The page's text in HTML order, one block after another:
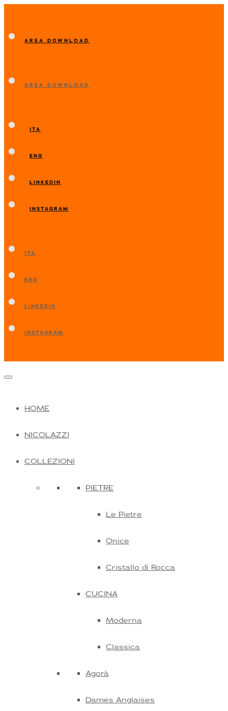
AREA DOWNLOAD
AREA DOWNLOAD
ITA
ENG
LINKEDIN
INSTAGRAM
ITA
ENG
LINKEDIN
INSTAGRAM
HOME
NICOLAZZI
COLLEZIONI
PIETRE
Le Pietre
Onice
Cristallo di Rocca
CUCINA
Moderna
Classica
Agorà
Dames Anglaises